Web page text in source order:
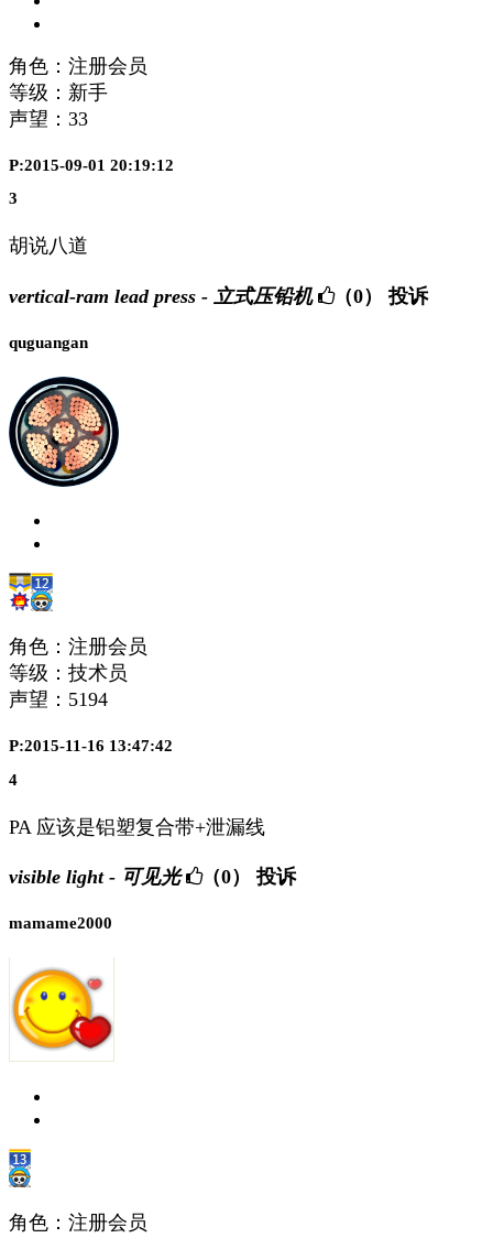
角色：注册会员
等级：新手
声望： 33
P:2015-09-01 20:19:12
3
胡说八道
vertical-ram lead press - 立式压铅机 （0） 投诉
quguangan
角色：注册会员
等级：技术员
声望： 5194
P:2015-11-16 13:47:42
4
PA 应该是铝塑复合带+泄漏线
visible light - 可见光 （0） 投诉
mamame2000
角色：注册会员